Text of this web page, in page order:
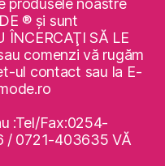
® şi sunt
ÎNCERCAŢI SĂ LE
comenzi vă rugăm
ul contact sau la E-
:Tel/Fax:0254-
/ 0721-403635 VĂ